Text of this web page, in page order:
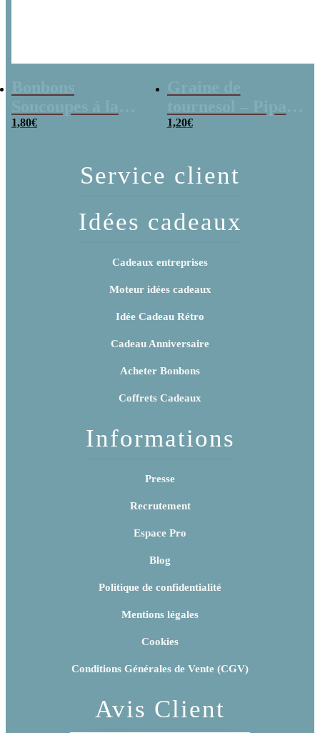
poudre (x20)
1,80€
x 3
1,20€
Service client
Idées cadeaux
Cadeaux entreprises
Moteur idées cadeaux
Idée Cadeau Rétro
Cadeau Anniversaire
Acheter Bonbons
Coffrets Cadeaux
Informations
Presse
Recrutement
Espace Pro
Blog
Politique de confidentialité
Mentions légales
Cookies
Conditions Générales de Vente (CGV)
Avis Client